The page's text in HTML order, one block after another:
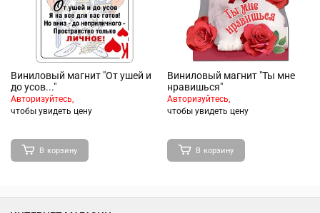
Виниловый магнит "От ушей и
до усов..."
Авторизуйтесь,
чтобы увидеть цену
В корзину
Виниловый магнит "Ты мне
нравишься"
Авторизуйтесь,
чтобы увидеть цену
В корзину